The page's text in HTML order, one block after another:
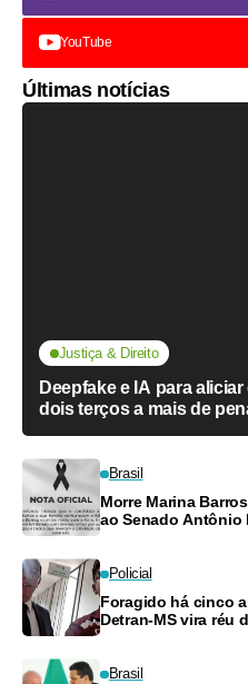
YouTube
Últimas notícias
Justiça & Direito
Deepfake e IA para
dois terços a mais de
Brasil
Morre Marina
ao Senado Antônio
Policial
Foragido há cinco
Detran-MS vira réu
Brasil